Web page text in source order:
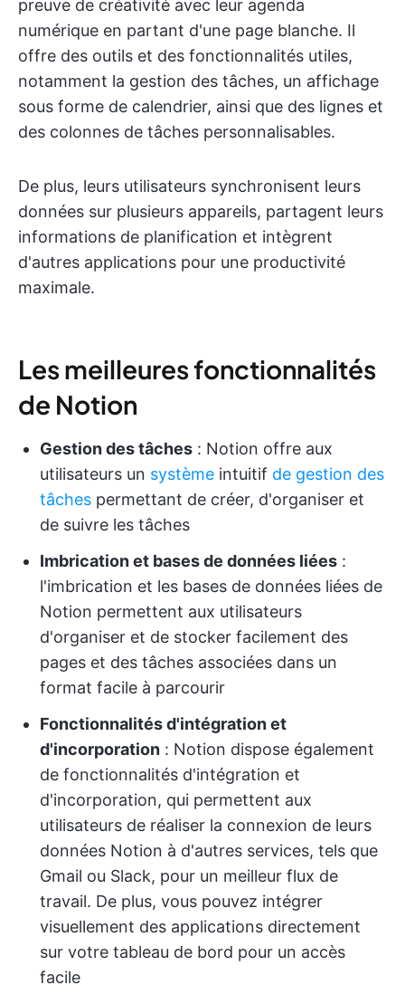
preuve de créativité avec leur agenda
numérique en partant d'une page blanche. Il
offre des outils et des fonctionnalités utiles,
notamment la gestion des tâches, un affichage
sous forme de calendrier, ainsi que des lignes et
des colonnes de tâches personnalisables.
De plus, leurs utilisateurs synchronisent leurs
données sur plusieurs appareils, partagent leurs
informations de planification et intègrent
d'autres applications pour une productivité
maximale.
Les meilleures fonctionnalités
de Notion
Gestion des tâches : Notion offre aux
utilisateurs un système intuitif de gestion des
tâches permettant de créer, d'organiser et
de suivre les tâches
Imbrication et bases de données liées :
l'imbrication et les bases de données liées de
Notion permettent aux utilisateurs
d'organiser et de stocker facilement des
pages et des tâches associées dans un
format facile à parcourir
Fonctionnalités d'intégration et
d'incorporation : Notion dispose également
de fonctionnalités d'intégration et
d'incorporation, qui permettent aux
utilisateurs de réaliser la connexion de leurs
données Notion à d'autres services, tels que
Gmail ou Slack, pour un meilleur flux de
travail. De plus, vous pouvez intégrer
visuellement des applications directement
sur votre tableau de bord pour un accès
facile